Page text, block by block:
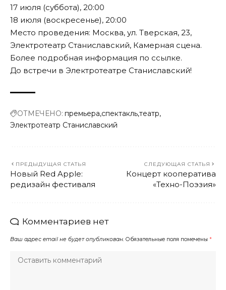
17 июля (суббота), 20:00
18 июля (воскресенье), 20:00
Место проведения: Москва, ул. Тверская, 23,
Электротеатр Станиславский, Камерная сцена.
Более подробная информация по ссылке.
До встречи в Электротеатре Станиславский!
ОТМЕЧЕНО: премьера спектакльтеатр
Электротеатр Станиславский
ПРЕДЫДУЩАЯ СТАТЬЯ
Новый Red Apple:
редизайн фестиваля
СЛЕДУЮЩАЯ СТАТЬЯ
Концерт кооператива
«Техно-Поэзия»
Комментариев нет
Ваш адрес email не будет опубликован. Обязательные поля помечены *